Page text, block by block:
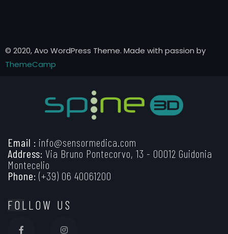
© 2020, Avo WordPress Theme. Made with passion by
ThemeCamp
Email : info@sensormedica.com
Address: Via Bruno Pontecorvo, 13 - 00012 Guidonia
Montecelio
Phone: (+39) 06 40061200
FOLLOW US